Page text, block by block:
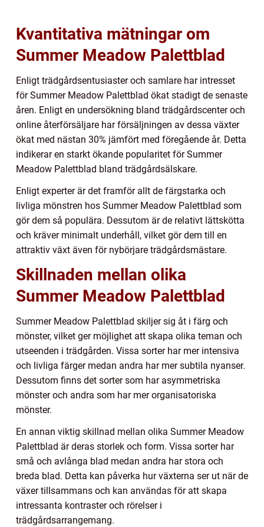
Kvantitativa mätningar om
Summer Meadow Palettblad
Enligt trädgårdsentusiaster och samlare har intresset
för Summer Meadow Palettblad ökat stadigt de senaste
åren. Enligt en undersökning bland trädgårdscenter och
online återförsäljare har försäljningen av dessa växter
ökat med nästan 30% jämfört med föregående år. Detta
indikerar en starkt ökande popularitet för Summer
Meadow Palettblad bland trädgårdsälskare.
Enligt experter är det framför allt de färgstarka och
livliga mönstren hos Summer Meadow Palettblad som
gör dem så populära. Dessutom är de relativt lättskötta
och kräver minimalt underhåll, vilket gör dem till en
attraktiv växt även för nybörjare trädgårdsmästare.
Skillnaden mellan olika
Summer Meadow Palettblad
Summer Meadow Palettblad skiljer sig åt i färg och
mönster, vilket ger möjlighet att skapa olika teman och
utseenden i trädgården. Vissa sorter har mer intensiva
och livliga färger medan andra har mer subtila nyanser.
Dessutom finns det sorter som har asymmetriska
mönster och andra som har mer organisatoriska
mönster.
En annan viktig skillnad mellan olika Summer Meadow
Palettblad är deras storlek och form. Vissa sorter har
små och avlånga blad medan andra har stora och
breda blad. Detta kan påverka hur växterna ser ut när de
växer tillsammans och kan användas för att skapa
intressanta kontraster och rörelser i
trädgårdsarrangemang.